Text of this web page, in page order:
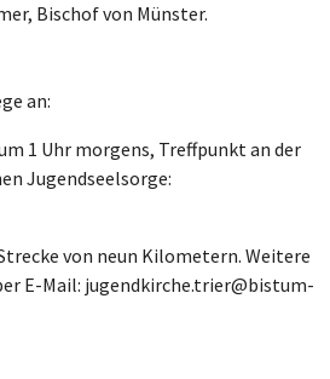
Bischof von Münster.
an:
1 Uhr morgens, Treffpunkt an der
Jugendseelsorge:
von neun Kilometern. Weitere
E-Mail: jugendkirche.trier@bistum-